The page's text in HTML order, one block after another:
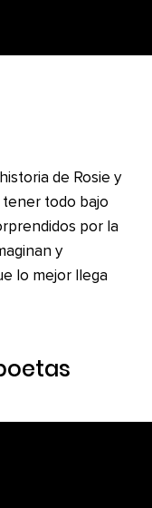
de Rosie y
tener todo bajo
por la
y
lo mejor llega